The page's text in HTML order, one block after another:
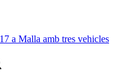
a Malla amb tres vehicles